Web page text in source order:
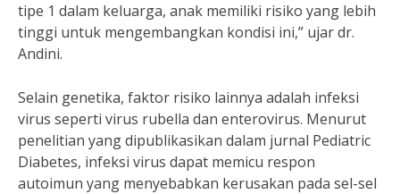
tipe 1 dalam keluarga, anak memiliki risiko yang lebih
tinggi untuk mengembangkan kondisi ini,” ujar dr.
Andini.
Selain genetika, faktor risiko lainnya adalah infeksi
virus seperti virus rubella dan enterovirus. Menurut
penelitian yang dipublikasikan dalam jurnal Pediatric
Diabetes, infeksi virus dapat memicu respon
autoimun yang menyebabkan kerusakan pada sel-sel